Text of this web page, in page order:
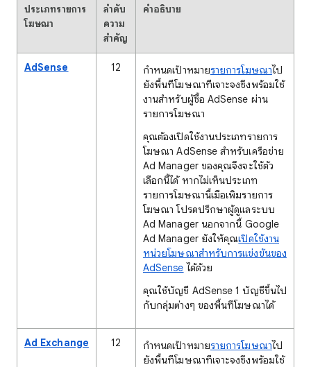
ประเภทรายการ
โฆษณา
ลำดับ
ความ
สำคัญ
คำอธิบาย
AdSense 12 กําหนดเป้าหมายรายการโฆษณาไป
ยังพื้นที่โฆษณาที่เจาะจงซึ่งพร้อมใช้
งานสําหรับผู้ซื้อ AdSense ผ่าน
รายการโฆษณา
คุณต้องเปิดใช้งานประเภทรายการ
โฆษณา AdSense สำหรับเครือข่าย
Ad Manager ของคุณจึงจะใช้ตัว
เลือกนี้ได้ หากไม่เห็นประเภท
รายการโฆษณานี้เมื่อเพิ่มรายการ
โฆษณา โปรดปรึกษาผู้ดูแลระบบ
Ad Manager นอกจากนี้ Google
Ad Manager ยังให้คุณเปิดใช้งาน
หน่วยโฆษณาสำหรับการแข่งขันของ
AdSense ได้ด้วย
คุณใช้บัญชี AdSense 1 บัญชีขึ้นไป
กับกลุ่มต่างๆ ของพื้นที่โฆษณาได้
Ad Exchange 12 กำหนดเป้าหมายรายการโฆษณาไป
ยังพื้นที่โฆษณาที่เจาะจงซึ่งพร้อมใช้